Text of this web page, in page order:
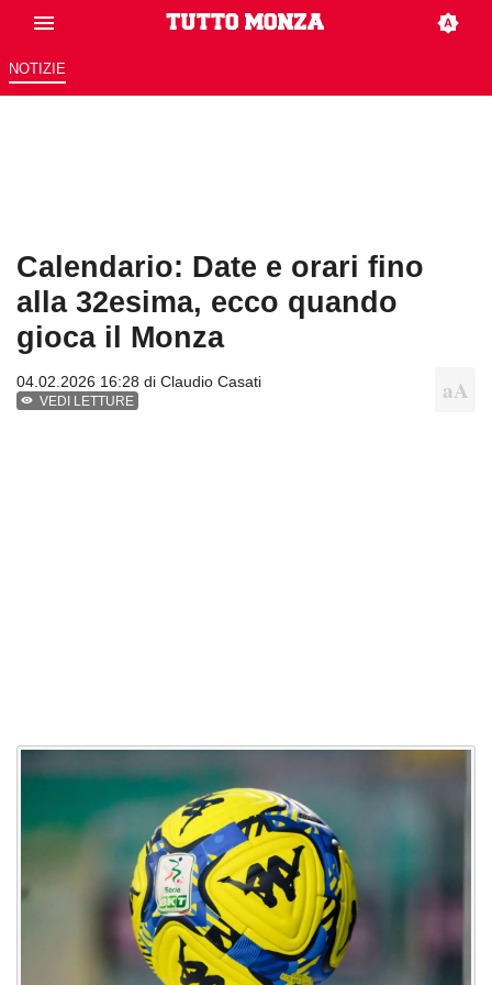
NOTIZIE
Calendario: Date e orari fino
alla 32esima, ecco quando
gioca il Monza
04.02.2026 16:28 di Claudio Casati
VEDI LETTURE